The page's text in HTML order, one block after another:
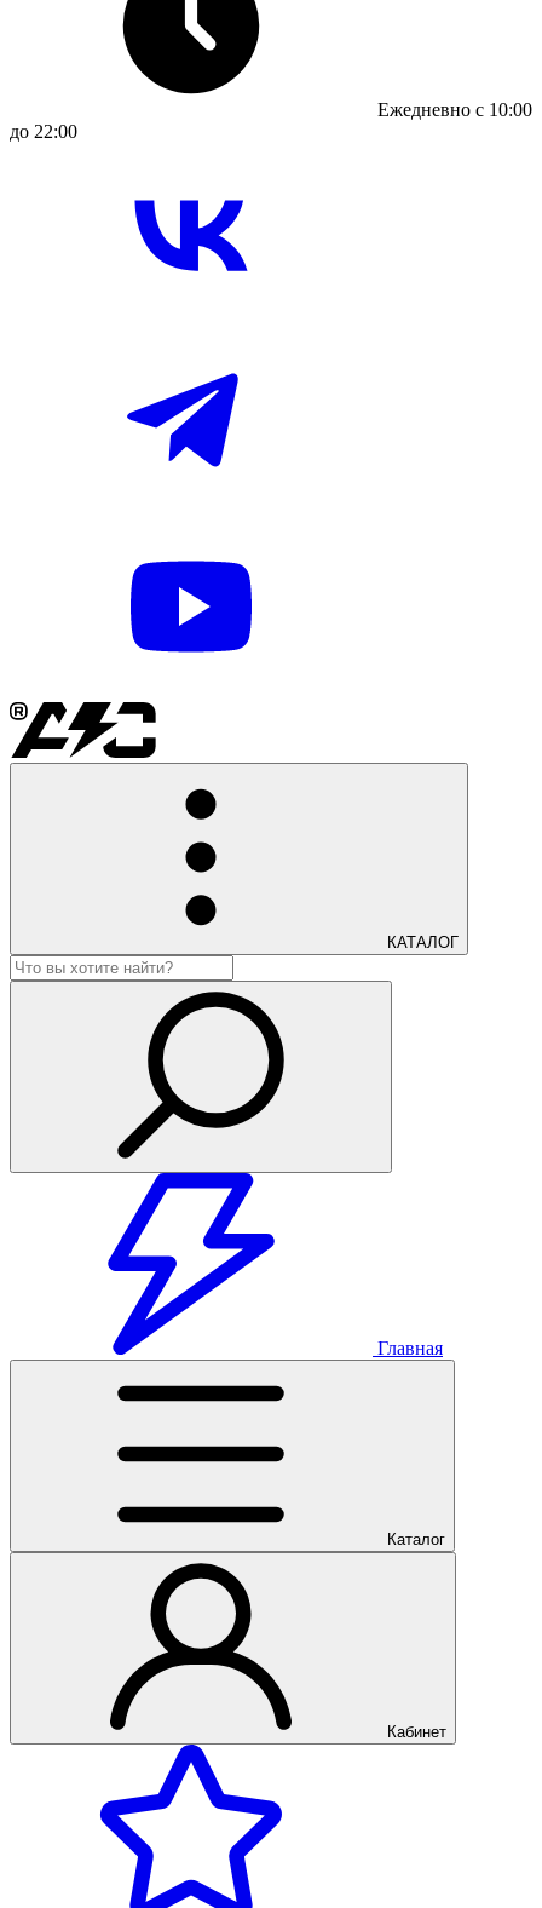
Ежедневно с 10:00
до 22:00
КАТАЛОГ
Главная
Каталог
Кабинет